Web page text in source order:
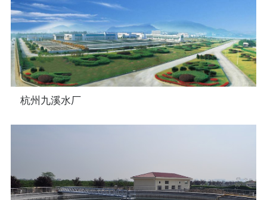
杭州九溪水厂